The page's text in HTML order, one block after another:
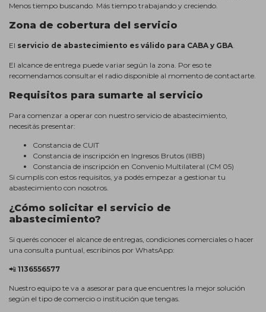
Menos tiempo buscando. Más tiempo trabajando y creciendo.
Zona de cobertura del servicio
El servicio de abastecimiento es válido para CABA y GBA.
El alcance de entrega puede variar según la zona. Por eso te
recomendamos consultar el radio disponible al momento de contactarte.
Requisitos para sumarte al servicio
Para comenzar a operar con nuestro servicio de abastecimiento,
necesitás presentar:
Constancia de CUIT
Constancia de inscripción en Ingresos Brutos (IIBB)
Constancia de inscripción en Convenio Multilateral (CM 05)
Si cumplís con estos requisitos, ya podés empezar a gestionar tu
abastecimiento con nosotros.
¿Cómo solicitar el servicio de
abastecimiento?
Si querés conocer el alcance de entregas, condiciones comerciales o hacer
una consulta puntual, escribinos por WhatsApp:
📲 1136556577
Nuestro equipo te va a asesorar para que encuentres la mejor solución
según el tipo de comercio o institución que tengas.